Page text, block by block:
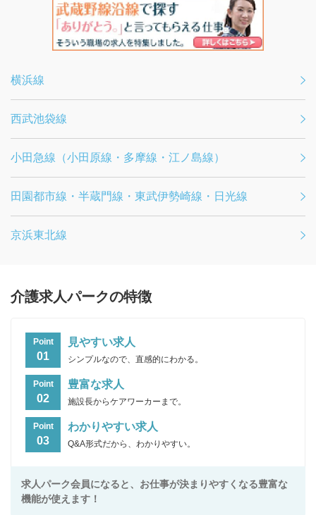
横浜線
西武池袋線
小田急線（小田原線・多摩線・江ノ島線）
田園都市線・半蔵門線・東武伊勢崎線・日光線
京浜東北線
介護求人パークの特徴
Point
01
見やすい求人
シンプルなので、直感的にわかる。
Point
02
豊富な求人
施設長からケアワーカーまで。
Point
03
わかりやすい求人
Q&A形式だから、わかりやすい。
求人パーク会員になると、お仕事が決まりやすくなる豊富な
機能が使えます！